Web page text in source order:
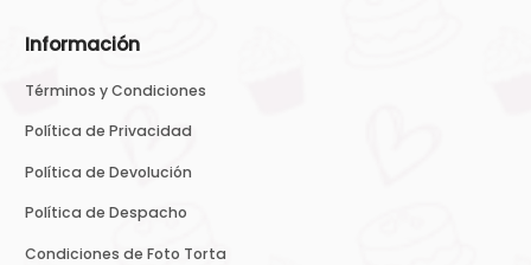
Información
Términos y Condiciones
Política de Privacidad
Política de Devolución
Política de Despacho
Condiciones de Foto Torta